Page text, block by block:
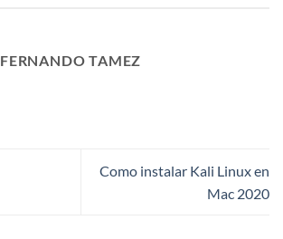
FERNANDO TAMEZ
Como instalar Kali Linux en
Mac 2020